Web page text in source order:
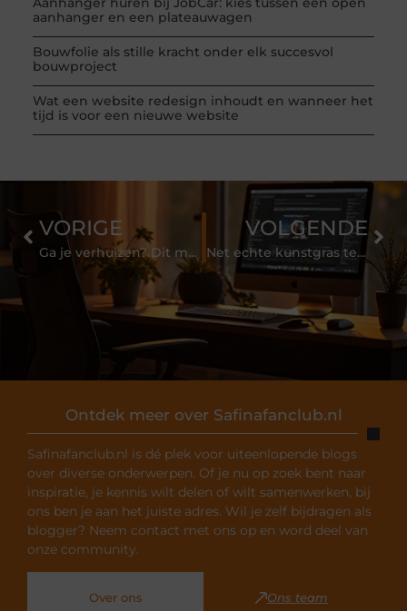
aanhanger en een plateauwagen
Bouwfolie als stille kracht onder elk succesvol
bouwproject
Wat een website redesign inhoudt en wanneer het
tijd is voor een nieuwe website
Ontdek meer over Safinafanclub.nl
Safinafanclub.nl is dé plek voor uiteenlopende blogs
over diverse onderwerpen. Of je nu op zoek bent naar
inspiratie, je kennis wilt delen of wilt samenwerken, bij
ons ben je aan het juiste adres. Wil je zelf bijdragen als
blogger? Neem contact met ons op en word deel van
onze community.
Over ons Ons team
VORIGE
Ga je verhuizen? Dit moet je allemaal gaan regelen!
VOLGENDE
Net echte kunstgras te koop in Hengevelde!